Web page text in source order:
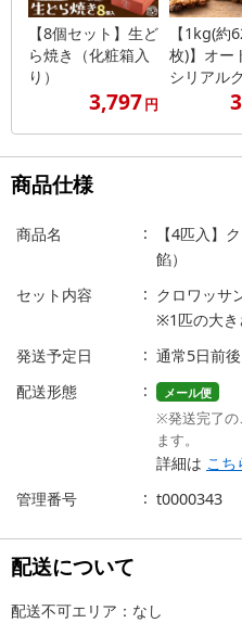
【8個セット】生ど
ら焼き（化粧箱入
り）
3,797円
【1kg(約
枚)】オー
シリアル
商品仕様
商品名
【4匹入】
餡）
セット内容
クロワッサ
※1匹の大
発送予定日
通常5日前
配送形態
メール便
※発送完了の
ます。
詳細は こち
管理番号
t0000343
配送について
配送不可エリア：なし